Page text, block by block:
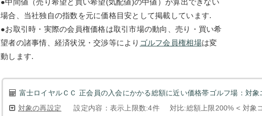
●中間値（売り希望と買い希望(気配値)の中値）が算出できない
場合、当社独自の指数を元に価格目安として掲載しています.
●お取引時・実際の会員権価格は取引市場の動向、売り・買い希
望者の諸事情、経済状況・交渉等により ゴルフ会員権相場は変
動します.
富士ロイヤルＣＣ 正会員の入会にかかる総額に近い価格帯ゴルフ場：対象
対象の再設定
設定内容：表示上限数:4件 対比:総額上限200% < 対象